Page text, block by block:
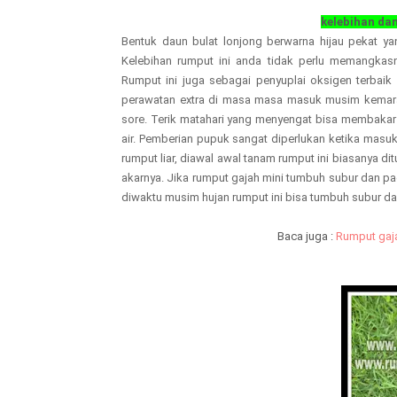
kelebihan
Bentuk daun bulat lonjong berwarna hijau pekat
Kelebihan rumput ini anda tidak perlu
Rumput ini juga sebagai penyuplai oksigen
perawatan extra di masa masa masuk musim
sore. Terik matahari yang menyengat bisa
air. Pemberian pupuk sangat diperlukan ketika
rumput liar, diawal awal tanam rumput ini biasanya
akarnya. Jika rumput gajah mini tumbuh subur dan
diwaktu musim hujan rumput ini bisa tumbuh subur
Baca juga : Rumput